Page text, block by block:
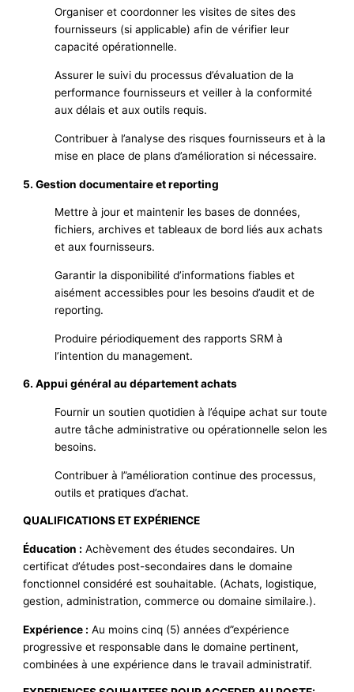
Organiser et coordonner les visites de sites des
fournisseurs (si applicable) afin de vérifier leur
capacité opérationnelle.
Assurer le suivi du processus d’évaluation de la
performance fournisseurs et veiller à la conformité
aux délais et aux outils requis.
Contribuer à l’analyse des risques fournisseurs et à la
mise en place de plans d’amélioration si nécessaire.
5.Gestion documentaire et reporting
Mettre à jour et maintenir les bases de données,
fichiers, archives et tableaux de bord liés aux achats
et aux fournisseurs.
Garantir la disponibilité d’informations fiables et
aisément accessibles pour les besoins d’audit et de
reporting.
Produire périodiquement des rapports SRM à
l’intention du management.
6. Appui général au département achats
Fournir un soutien quotidien à l’équipe achat sur toute
autre tâche administrative ou opérationnelle selon les
besoins.
Contribuer à l”amélioration continue des processus,
outils et pratiques d’achat.
QUALIFICATIONS ET EXPÉRIENCE
Éducation : Achèvement des études secondaires. Un
certificat d’études post-secondaires dans le domaine
fonctionnel considéré est souhaitable. (Achats, logistique,
gestion, administration, commerce ou domaine similaire.).
Expérience : Au moins cinq (5) années d”expérience
progressive et responsable dans le domaine pertinent,
combinées à une expérience dans le travail administratif.